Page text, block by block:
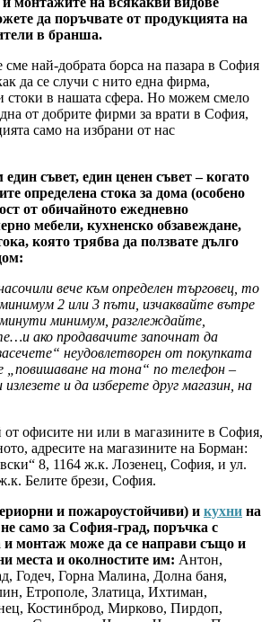
да поръчвате от продукцията на
в бранша.
най-добрата борса на пазара в София
да се случи с нито една фирма,
стоки в нашата сфера. Но можем смело
от добрите фирми за врати в София,
само на избрани от нас
съвет, един ценен съвет – когато
определена стока за дома (особено
от обичайното ежедневно
мебели, кухненско обзавеждане,
която трябва да ползвате дълго
вече към определен търговец, то
2 или 3 пъти, изчаквайте вътре
минимум, разглеждайте,
ако продавачите започнат да
неудовлетворен от покупката
„повишаване на тона“ по телефон –
и да изберете друг магазин, на
от офисите ни или в магазините в София,
адресите на магазините на Борман:
8, 1164 ж.к. Лозенец, София, и ул.
Белите брези, София.
и пожароустойчиви) и кухни на
само за София-град, поръчка с
и монтаж може да се направи също и
места и околностите им: Антон,
Годеч, Горна Малина, Долна баня,
Етрополе, Златица, Ихтиман,
Костинброд, Мирково, Пирдоп,